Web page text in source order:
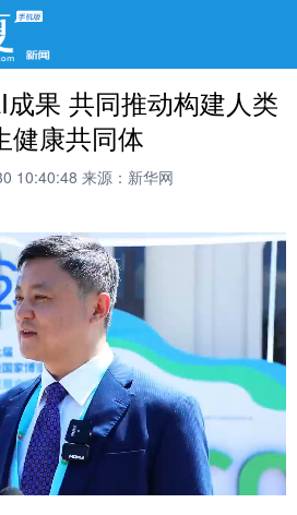
果 共同推动构建人类
健康共同体
10:40:48 来源：新华网